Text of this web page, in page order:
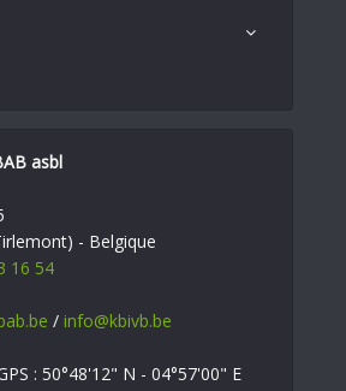
asbl
- Belgique
16 54
/ info@kbivb.be
: 50°48'12" N - 04°57'00" E